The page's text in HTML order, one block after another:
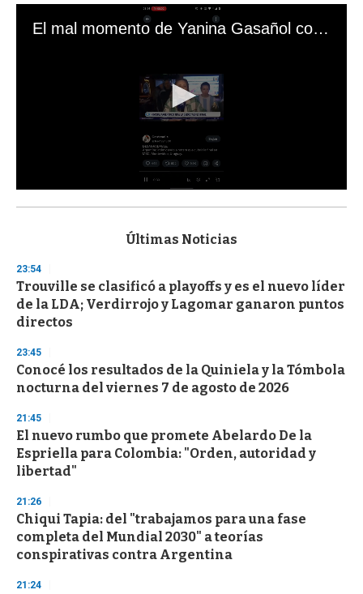
El mal momento de Yanina Gasañol con un hincha argentino en "Subrayado"
s
d
s
o
f
3
s
e
c
o
d
s
Últimas Noticias
23:54
Trouville se clasificó a playoffs y es el nuevo líder
de la LDA; Verdirrojo y Lagomar ganaron puntos
directos
23:45
Conocé los resultados de la Quiniela y la Tómbola
nocturna del viernes 7 de agosto de 2026
21:45
El nuevo rumbo que promete Abelardo De la
Espriella para Colombia: "Orden, autoridad y
libertad"
21:26
Chiqui Tapia: del "trabajamos para una fase
completa del Mundial 2030" a teorías
conspirativas contra Argentina
21:24